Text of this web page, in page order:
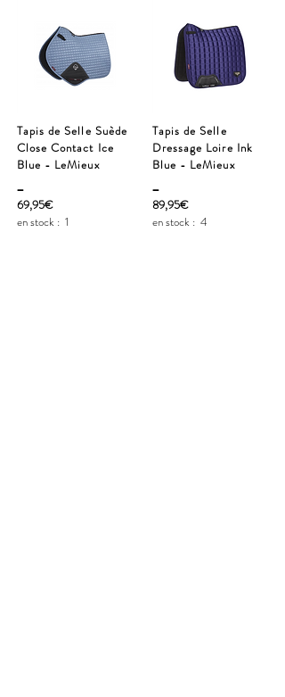
Tapis de Selle Suède
Close Contact Ice
Blue - LeMieux
_
69,95€
en stock : 1
Tapis de Selle
Dressage Loire Ink
Blue - LeMieux
_
89,95€
en stock : 4